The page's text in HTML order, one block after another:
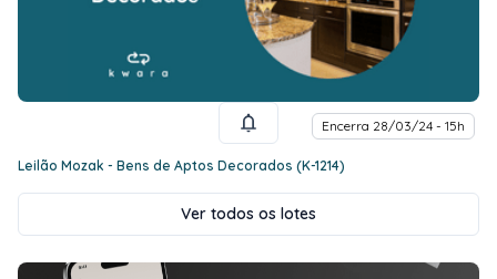
Encerra 28/03/24 - 15h
Leilão Mozak - Bens de Aptos Decorados (K-1214)
Ver todos os lotes